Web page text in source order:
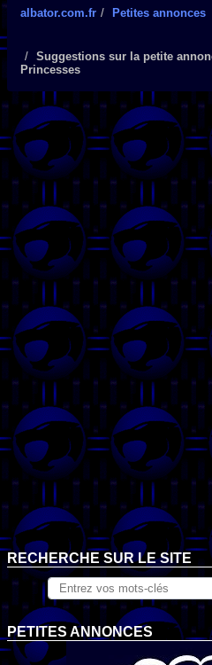
albator.com.fr Petites annonces
Suggestions sur la petite
Princesses
RECHERCHE SUR LE SITE
PETITES ANNONCES